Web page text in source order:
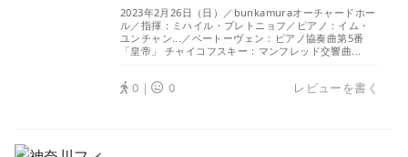
2023年2月26日（日）／bunkamuraオーチャードホー
ル／指揮：ミハイル・プレトニョフ／ピアノ：イム・
ユンチャン...／ベートーヴェン：ピアノ協奏曲第5番
「皇帝」 チャイコフスキー：マンフレッド交響曲...
0｜ 0 レビューを書く